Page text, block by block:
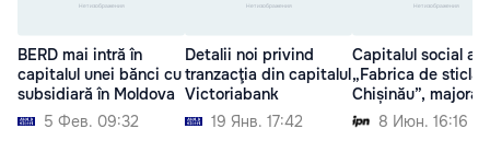
BERD mai intră în
capitalul unei bănci cu
subsidiară în Moldova
5 Фев. 09:32
Detalii noi privind
tranzacţia din capitalul
Victoriabank
19 Янв. 17:42
Capitalul social al
„Fabrica de sticlă
Chișinău”, majorat
8 Июн. 16:16